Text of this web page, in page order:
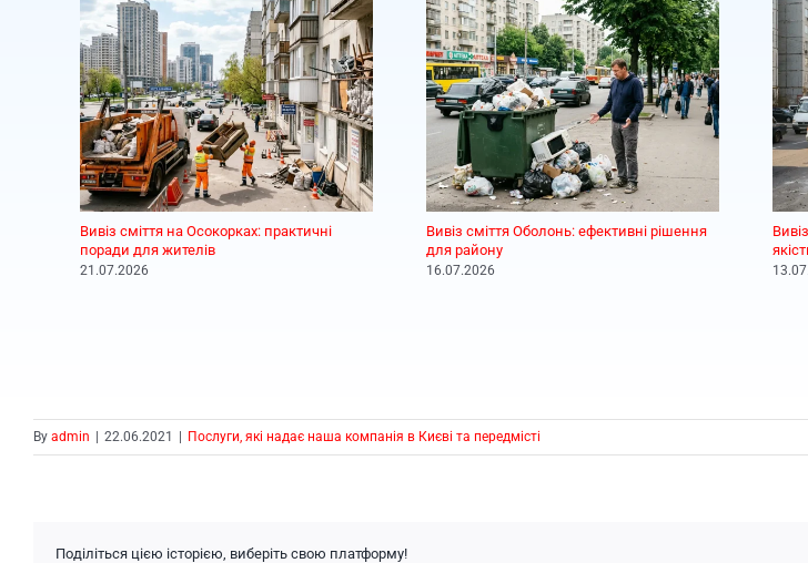
Вивіз сміття на Осокорках: практичні
поради для жителів
21.07.2026
Вивіз сміття Оболонь: ефективні рішення
для району
16.07.2026
By admin 22.06.2021 Послуги, які надає наша компанія в Києві та передмісті
Поділіться цією історією, виберіть свою платформу!